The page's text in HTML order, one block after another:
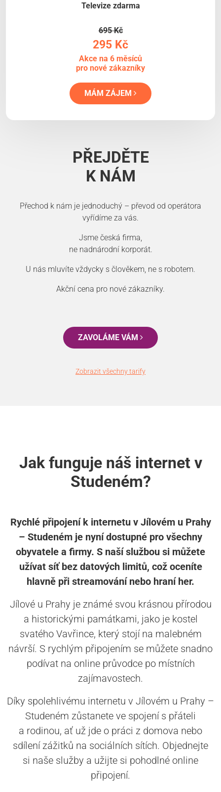
Televize zdarma
695 Kč
295 Kč
Akce na 6 měsíců
pro nové zákazníky
MÁM ZÁJEM
PŘEJDĚTE
K NÁM
Přechod k nám je jednoduchý – převod od operátora
vyřídíme za vás.
Jsme česká firma,
ne nadnárodní korporát.
U nás mluvíte vždycky s člověkem, ne s robotem.
Akční cena pro nové zákazníky.
ZAVOLÁME VÁM
Zobrazit všechny tarify
Jak funguje náš internet v
Studeném?
Rychlé připojení k internetu v Jílovém u Prahy
– Studeném je nyní dostupné pro všechny
obyvatele a firmy. S naší službou si můžete
užívat síť bez datových limitů, což oceníte
hlavně při streamování nebo hraní her.
Jílové u Prahy je známé svou krásnou přírodou
a historickými památkami, jako je kostel
svatého Vavřince, který stojí na malebném
návrší. S rychlým připojením se můžete snadno
podívat na online průvodce po místních
zajímavostech.
Díky spolehlivému internetu v Jílovém u Prahy –
Studeném zůstanete ve spojení s přáteli
a rodinou, ať už jde o práci z domova nebo
sdílení zážitků na sociálních sítích. Objednejte
si naše služby a užijte si pohodlné online
připojení.